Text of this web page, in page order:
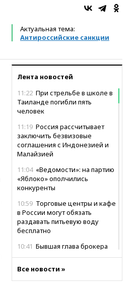
Актуальная тема:
Антироссийские санкции
Лента новостей
11:22 При стрельбе в школе в
Таиланде погибли пять
человек
11:19 Россия рассчитывает
заключить безвизовые
соглашения с Индонезией и
Малайзией
11:04 «Ведомости»: на партию
«Яблоко» ополчились
конкуренты
10:59 Торговые центры и кафе
в России могут обязать
раздавать питьевую воду
бесплатно
10:41 Бывшая глава брокера
10:41Пашинян: Армения
Все новости »